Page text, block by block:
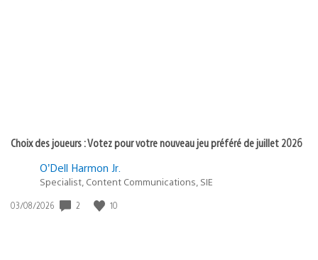
Choix des joueurs : Votez pour votre nouveau jeu préféré de juillet 2026
O’Dell Harmon Jr.
Specialist, Content Communications, SIE
Date
03/08/2026 2 10